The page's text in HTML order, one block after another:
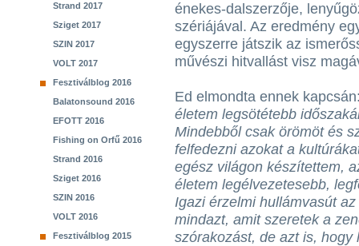
Strand 2017
Sziget 2017
SZIN 2017
VOLT 2017
Fesztiválblog 2016
Balatonsound 2016
EFOTT 2016
Fishing on Orfű 2016
Strand 2016
Sziget 2016
SZIN 2016
VOLT 2016
Fesztiválblog 2015
énekes-dalszerzője,
szériájával. Az eredmény
egyszerre játszik az
művészi hitvallást visz
Ed elmondta ennek
életem legsötétebb
Mindebből csak örömöt és
felfedezni azokat a
egész világon készítettem,
életem legélvezetesebb,
Igazi érzelmi hullámvasút
mindazt, amit szeretek a
szórakozást, de azt is,